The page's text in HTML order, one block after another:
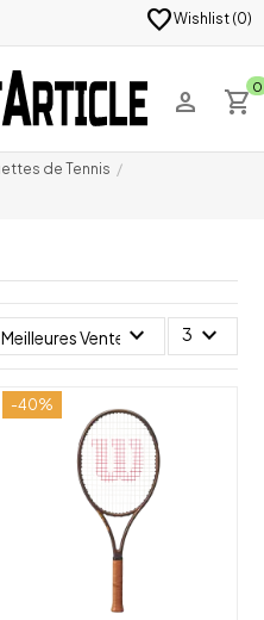
favoriteWishlist (0)
person shopping_cart0
de Tennis
Meilleures Ventesexpand_more 3 expand_more
-40%